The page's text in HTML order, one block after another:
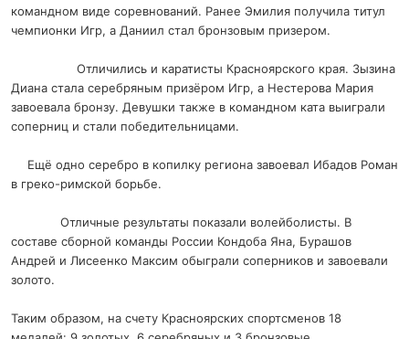
командном виде соревнований. Ранее Эмилия получила титул
чемпионки Игр, а Даниил стал бронзовым призером.
Отличились и каратисты Красноярского края. Зызина
Диана стала серебряным призёром Игр, а Нестерова Мария
завоевала бронзу. Девушки также в командном ката выиграли
соперниц и стали победительницами.
Ещё одно серебро в копилку региона завоевал Ибадов Роман
в греко-римской борьбе.
Отличные результаты показали волейболисты. В
составе сборной команды России Кондоба Яна, Бурашов
Андрей и Лисеенко Максим обыграли соперников и завоевали
золото.
Таким образом, на счету Красноярских спортсменов 18